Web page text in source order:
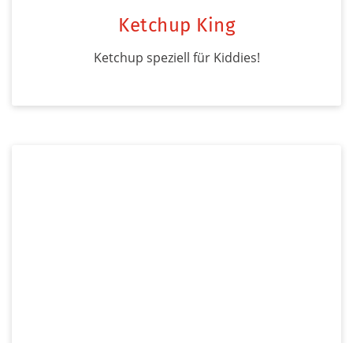
Ketchup King
Ketchup speziell für Kiddies!